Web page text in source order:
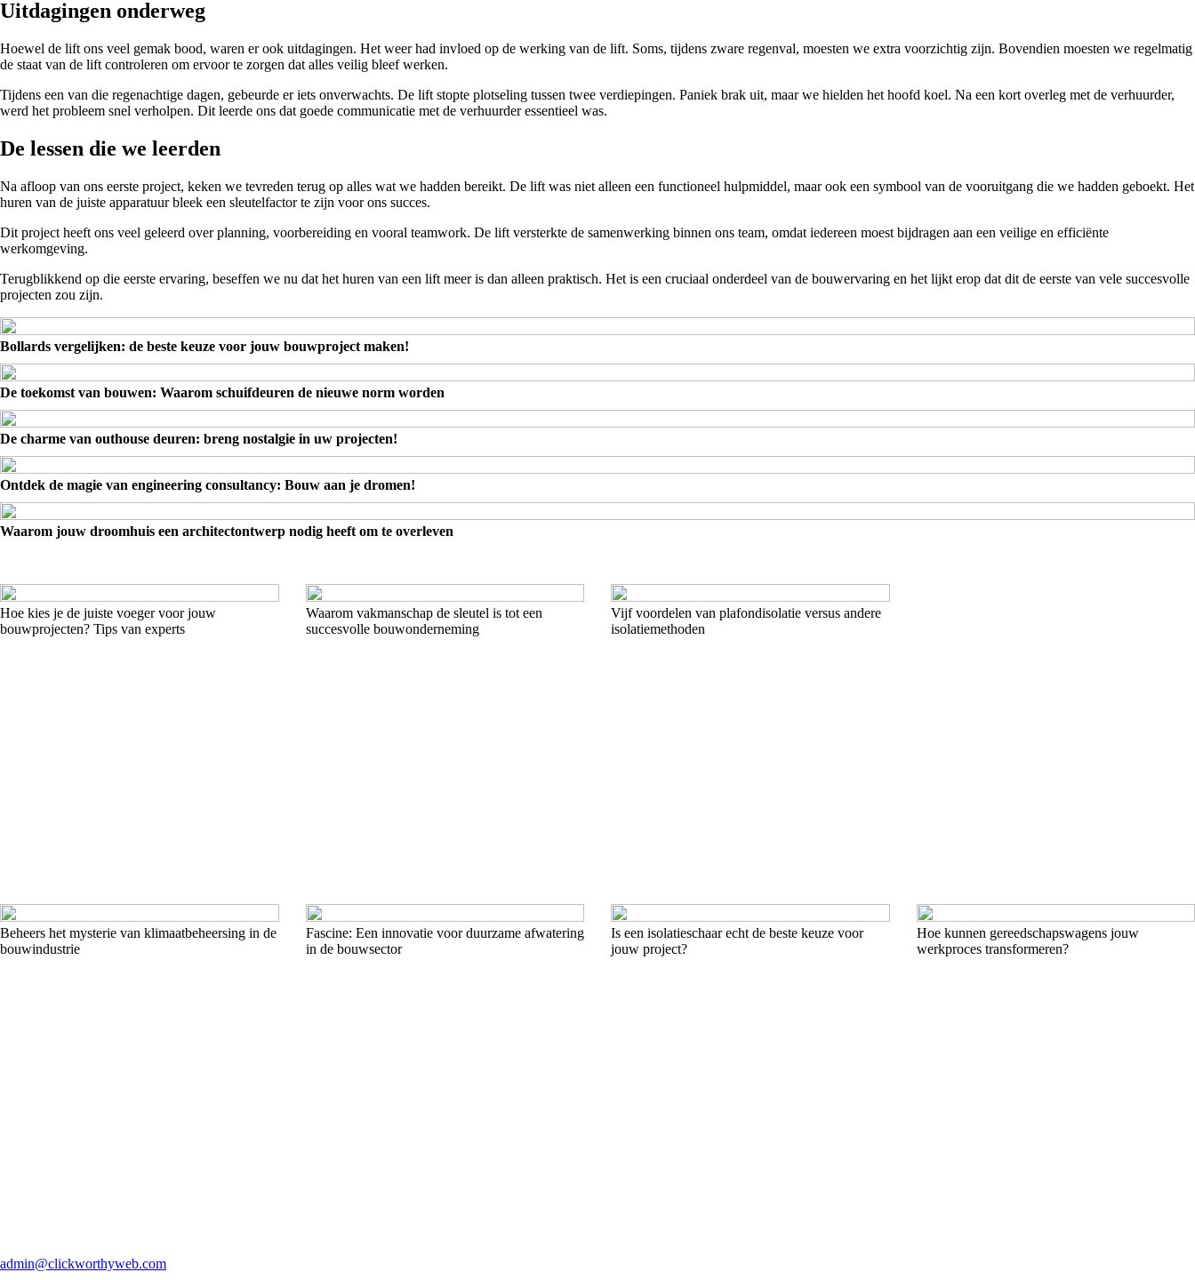
Uitdagingen onderweg
Hoewel de lift ons veel gemak bood, waren er ook uitdagingen. Het weer had invloed op de werking van de lift. Soms, tijdens zware regenval, moesten we extra voorzichtig zijn. Bovendien moesten we regelmatig
de staat van de lift controleren om ervoor te zorgen dat alles veilig bleef werken.
Tijdens een van die regenachtige dagen, gebeurde er iets onverwachts. De lift stopte plotseling tussen twee verdiepingen. Paniek brak uit, maar we hielden het hoofd koel. Na een kort overleg met de verhuurder,
werd het probleem snel verholpen. Dit leerde ons dat goede communicatie met de verhuurder essentieel was.
De lessen die we leerden
Na afloop van ons eerste project, keken we tevreden terug op alles wat we hadden bereikt. De lift was niet alleen een functioneel hulpmiddel, maar ook een symbool van de vooruitgang die we hadden geboekt. Het
huren van de juiste apparatuur bleek een sleutelfactor te zijn voor ons succes.
Dit project heeft ons veel geleerd over planning, voorbereiding en vooral teamwork. De lift versterkte de samenwerking binnen ons team, omdat iedereen moest bijdragen aan een veilige en efficiënte
werkomgeving.
Terugblikkend op die eerste ervaring, beseffen we nu dat het huren van een lift meer is dan alleen praktisch. Het is een cruciaal onderdeel van de bouwervaring en het lijkt erop dat dit de eerste van vele succesvolle
projecten zou zijn.
Bollards vergelijken: de beste keuze voor jouw bouwproject maken!
De toekomst van bouwen: Waarom schuifdeuren de nieuwe norm worden
De charme van outhouse deuren: breng nostalgie in uw projecten!
Ontdek de magie van engineering consultancy: Bouw aan je dromen!
Waarom jouw droomhuis een architectontwerp nodig heeft om te overleven
Hoe kies je de juiste voeger voor jouw
bouwprojecten? Tips van experts
Waarom vakmanschap de sleutel is tot een
succesvolle bouwonderneming
Vijf voordelen van plafondisolatie versus andere
isolatiemethoden
Beheers het mysterie van klimaatbeheersing in de
bouwindustrie
Fascine: Een innovatie voor duurzame afwatering
in de bouwsector
Is een isolatieschaar echt de beste keuze voor
jouw project?
Hoe kunnen gereedschapswagens jouw
werkproces transformeren?
admin@clickworthyweb.com